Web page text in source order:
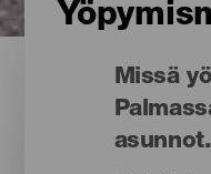
Missä